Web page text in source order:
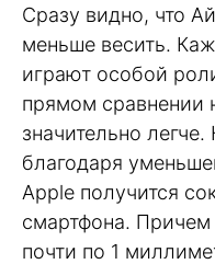
Сразу видно, что
меньше весить.
играют особой
прямом сравнении
значительно
благодаря
Apple получится
смартфона.
почти по 1